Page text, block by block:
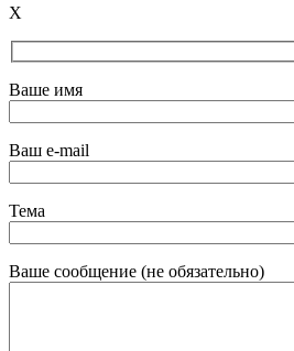
X
Ваше имя
Ваш e-mail
Тема
Ваше сообщение (не обязательно)